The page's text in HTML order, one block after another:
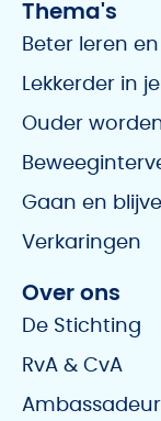
Thema's
Beter leren
Lekkerder in je
Ouder
Gaan en
Verkaringen
Over ons
De Stichting
RvA & CvA